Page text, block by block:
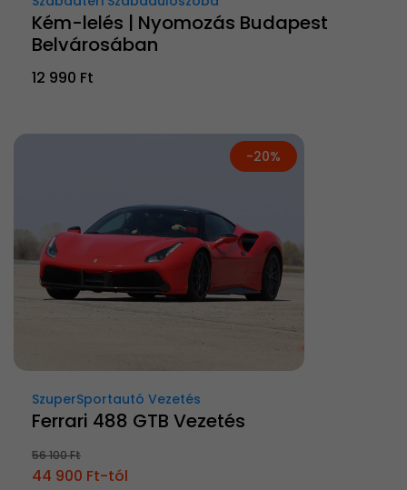
Kém-lelés | Nyomozás Budapest
Belvárosában
12 990 Ft
-20%
SzuperSportautó Vezetés
Ferrari 488 GTB Vezetés
56 100 Ft
44 900 Ft-tól